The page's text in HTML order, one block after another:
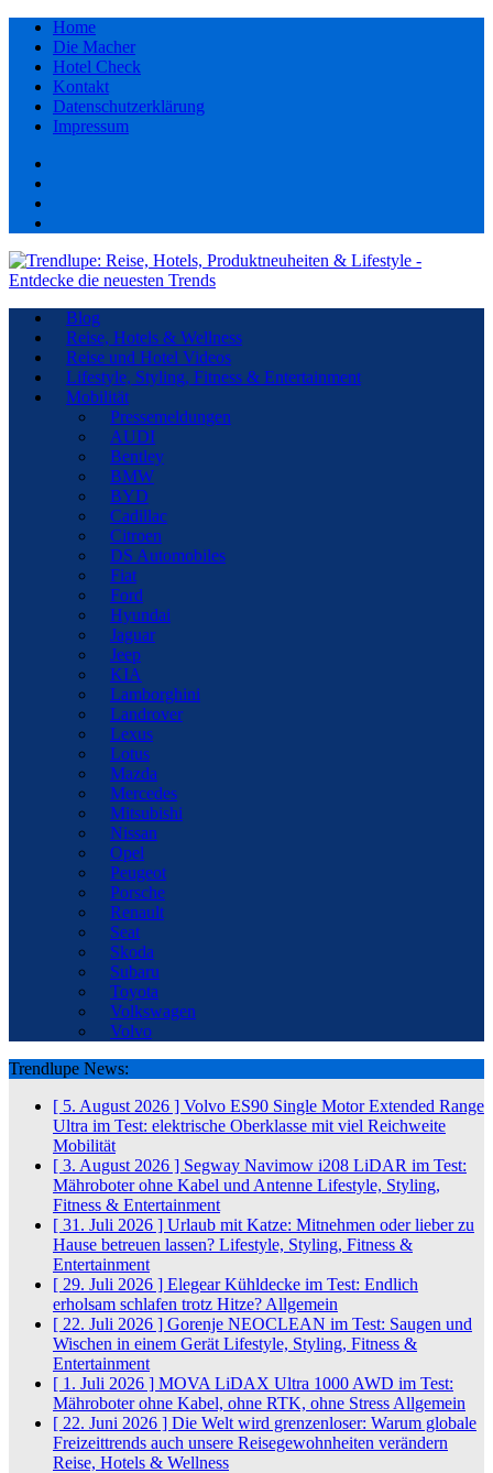
Home
Die Macher
Hotel Check
Kontakt
Datenschutzerklärung
Impressum
Blog
Reise, Hotels & Wellness
Reise und Hotel Videos
Lifestyle, Styling, Fitness & Entertainment
Mobilität
Pressemeldungen
AUDI
Bentley
BMW
BYD
Cadillac
Citroen
DS Automobiles
Fiat
Ford
Hyundai
Jaguar
Jeep
KIA
Lamborghini
Landrover
Lexus
Lotus
Mazda
Mercedes
Mitsubishi
Nissan
Opel
Peugeot
Porsche
Renault
Seat
Skoda
Subaru
Toyota
Volkswagen
Volvo
Trendlupe News:
[ 5. August 2026 ] Volvo ES90 Single Motor Extended Range
Ultra im Test: elektrische Oberklasse mit viel Reichweite
Mobilität
[ 3. August 2026 ] Segway Navimow i208 LiDAR im Test:
Mähroboter ohne Kabel und Antenne Lifestyle, Styling,
Fitness & Entertainment
[ 31. Juli 2026 ] Urlaub mit Katze: Mitnehmen oder lieber zu
Hause betreuen lassen? Lifestyle, Styling, Fitness &
Entertainment
[ 29. Juli 2026 ] Elegear Kühldecke im Test: Endlich
erholsam schlafen trotz Hitze? Allgemein
[ 22. Juli 2026 ] Gorenje NEOCLEAN im Test: Saugen und
Wischen in einem Gerät Lifestyle, Styling, Fitness &
Entertainment
[ 1. Juli 2026 ] MOVA LiDAX Ultra 1000 AWD im Test:
Mähroboter ohne Kabel, ohne RTK, ohne Stress Allgemein
[ 22. Juni 2026 ] Die Welt wird grenzenloser: Warum globale
Freizeittrends auch unsere Reisegewohnheiten verändern
Reise, Hotels & Wellness